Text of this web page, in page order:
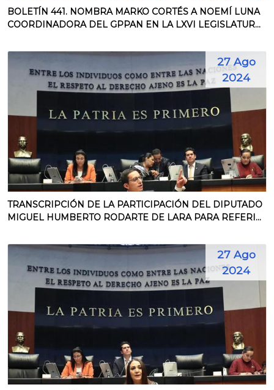
BOLETÍN 441. NOMBRA MARKO CORTÉS A NOEMÍ LUNA
COORDINADORA DEL GPPAN EN LA LXVI LEGISLATUR...
27 Ago
2024
TRANSCRIPCIÓN DE LA PARTICIPACIÓN DEL DIPUTADO
MIGUEL HUMBERTO RODARTE DE LARA PARA REFERI...
27 Ago
2024